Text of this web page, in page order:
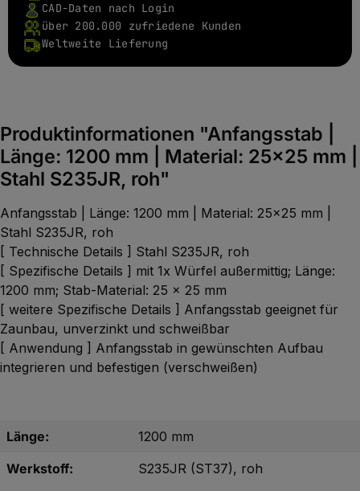
CAD-Daten nach Login
über 200.000 zufriedene Kunden
Weltweite Lieferung
Produktinformationen "Anfangsstab |
Länge: 1200 mm | Material: 25x25 mm |
Stahl S235JR, roh"
Anfangsstab | Länge: 1200 mm | Material: 25x25 mm |
Stahl S235JR, roh
[ Technische Details ] Stahl S235JR, roh
[ Spezifische Details ] mit 1x Würfel außermittig; Länge:
1200 mm; Stab-Material: 25 x 25 mm
[ weitere Spezifische Details ] Anfangsstab geeignet für
Zaunbau, unverzinkt und schweißbar
[ Anwendung ] Anfangsstab in gewünschten Aufbau
integrieren und befestigen (verschweißen)
Länge:
1200 mm
Werkstoff:
S235JR (ST37), roh